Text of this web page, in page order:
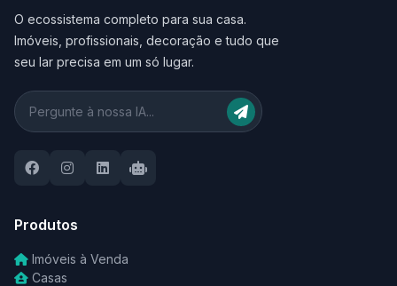
O ecossistema completo para sua casa.
Imóveis, profissionais, decoração e tudo que
seu lar precisa em um só lugar.
Produtos
Imóveis à Venda
Casas